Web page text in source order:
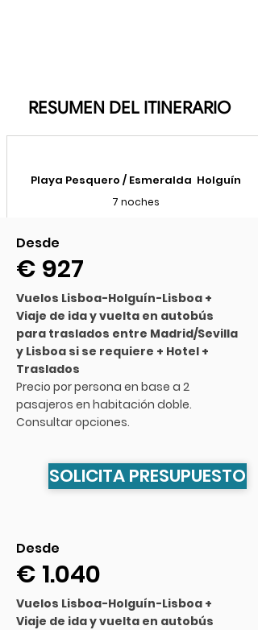
RESUMEN DEL ITINERARIO
Playa Pesquero / Esmeralda Holguín
7 noches
Desde
€ 927
Vuelos Lisboa-Holguín-Lisboa +
Viaje de ida y vuelta en autobús
para traslados entre Madrid/Sevilla
y Lisboa si se requiere + Hotel +
Traslados
Precio por persona en base a 2
pasajeros en habitación doble.
Consultar opciones.
SOLICITA PRESUPUESTO
Desde
€ 1.040
Vuelos Lisboa-Holguín-Lisboa +
Viaje de ida y vuelta en autobús